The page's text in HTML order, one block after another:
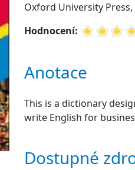
Oxford University Press,
Hodnocení:
Anotace
This is a dictionary
write English for
Dostupné